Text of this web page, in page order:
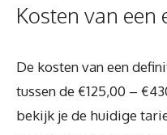
Kosten van een
De kosten van een
tussen de €125,00 –
bekijk je de huidige